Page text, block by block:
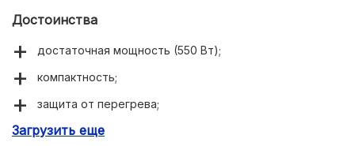
Достоинства
достаточная мощность (550 Вт);
компактность;
защита от перегрева;
ручка не греется;
Загрузить еще